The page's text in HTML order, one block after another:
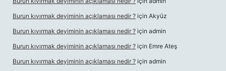
Burun kıvırmak deyiminin açıklaması nedir ? için Akyüz
Burun kıvırmak deyiminin açıklaması nedir ? için admin
Burun kıvırmak deyiminin açıklaması nedir ? için Emre Ateş
Burun kıvırmak deyiminin açıklaması nedir ? için admin